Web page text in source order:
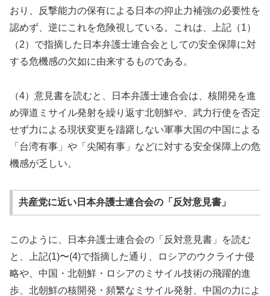
おり、反撃能力の保有による日本の抑止力補強の必要性を
認めず、逆にこれを危険視している。これは、上記（1）
（2）で指摘した日本弁護士連合会としての安全保障に対
する危機感の欠如に由来するものである。
（4）意見書を読むと、日本弁護士連合会は、核開発を進
め弾道ミサイル発射を繰り返す北朝鮮や、武力行使を否定
せず力による現状変更を躊躇しない軍事大国の中国による
「台湾有事」や「尖閣有事」などに対する安全保障上の危
機感が乏しい。
共産党に近い日本弁護士連合会の「反対意見書」
このように、日本弁護士連合会の「反対意見書」を読む
と、上記(1)〜(4)で指摘した通り、ロシアのウクライナ侵
略や、中国・北朝鮮・ロシアのミサイル技術の飛躍的進
歩、北朝鮮の核開発・頻繁なミサイル発射、中国の力によ